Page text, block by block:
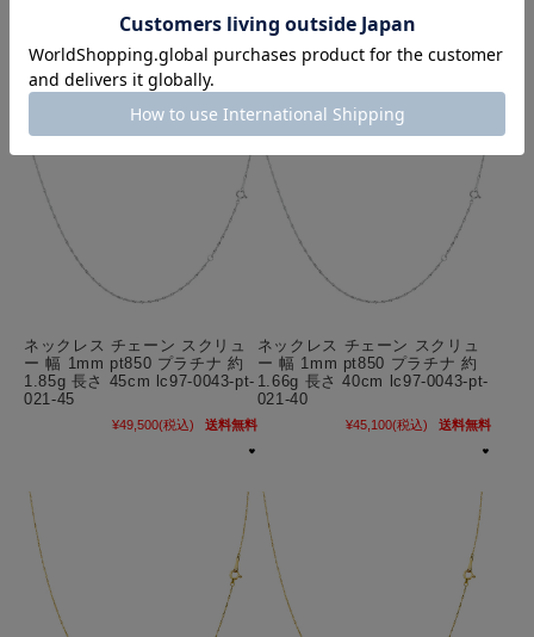
¥51,700(税込) 送料無料 ¥47,300(税込)
ネックレス チェーン スクリュ
ー 幅 1mm pt850 プラチナ 約
1.85g 長さ 45cm lc97-0043-pt-
021-45
¥49,500(税込) 送料無料
ネックレス チェーン スクリュ
ー 幅 1mm pt850 プラチナ 約
1.66g 長さ 40cm lc97-0043-pt-
021-40
¥45,100(税込) 送料無料
クーポンコード
AUG3